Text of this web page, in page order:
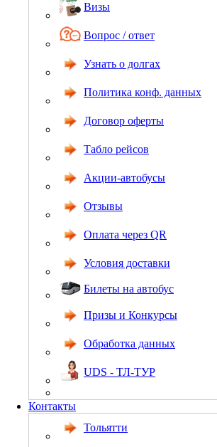
Визы
Вопрос / ответ
Узнать о долгах
Политика конф. данных
Договор оферты
Табло рейсов
Акции-автобусы
Отзывы
Оплата через QR
Условия доставки
Билеты на автобус
Призы и Конкурсы
Обработка данных
UDS - ТЛ-ТУР
Контакты
Тольятти